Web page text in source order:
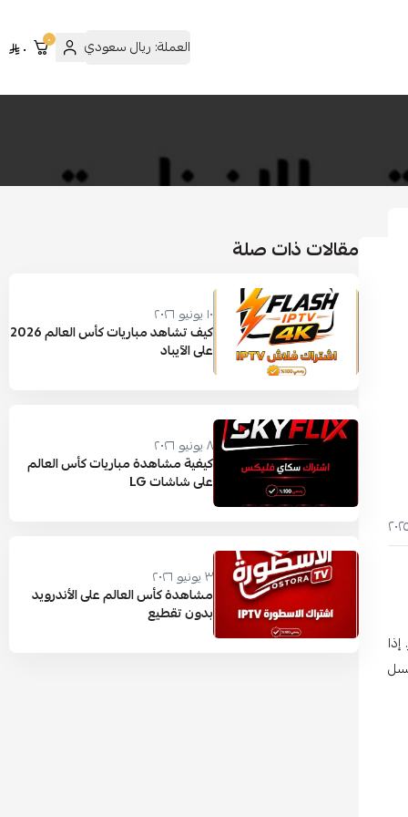
العملة: ريال سعودي ٠ ٠
مقالات ذات صلة
١٠ يونيو ٢٠٢٦
كيف تشاهد مباريات كأس العالم 2026
على الآيباد
٨ يونيو ٢٠٢٦
كيفية مشاهدة مباريات كأس العالم
على شاشات LG
٣ يونيو ٢٠٢٦
مشاهدة كأس العالم على الأندرويد
بدون تقطيع